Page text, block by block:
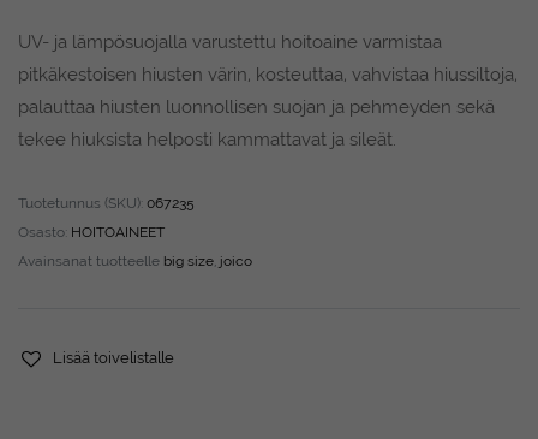
UV- ja lämpösuojalla varustettu hoitoaine varmistaa
pitkäkestoisen hiusten värin, kosteuttaa, vahvistaa hiussiltoja,
palauttaa hiusten luonnollisen suojan ja pehmeyden sekä
tekee hiuksista helposti kammattavat ja sileät.
Tuotetunnus (SKU): 067235
Osasto: HOITOAINEET
Avainsanat tuotteelle big size, joico
Lisää toivelistalle